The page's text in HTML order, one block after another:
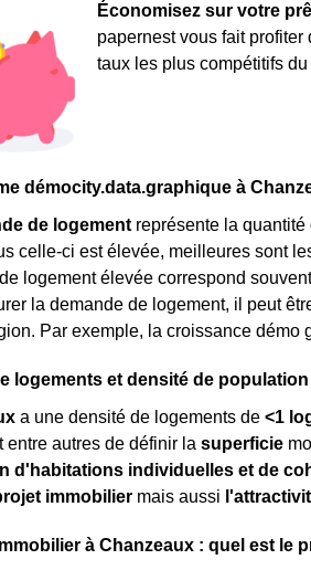
Économisez sur votre
papernest vous fait
taux les plus compétitifs
démocity.data.graphique à
de logement représente la
celle-ci est élevée, meilleures sont
logement élevée correspond
la demande de logement, il peut
Par exemple, la croissance démo
logements et densité de
a une densité de logements de <1
entre autres de définir la superficie
d'habitations individuelles et de
immobilier mais aussi
à Chanzeaux : quel est le